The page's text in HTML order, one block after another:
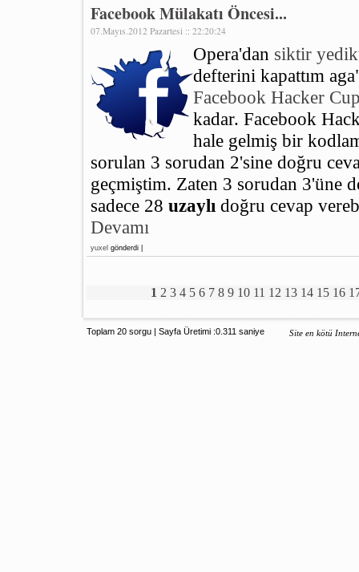
Facebook Mülakatı Öncesi...
07.Mayıs.2012 Pazartesi :: 22:20:24
Opera'dan siktir
defterini kapattım
Facebook Hacker
kadar. Facebook
hale gelmiş bir
sorulan 3 sorudan 2'sine doğru
geçmiştim. Zaten 3 sorudan 3'üne
sadece 28 uzaylı doğru cevap
Devamı
yuxel gönderdi |
1 2 3 4 5 6 7 8 9 10 11 12 13 14 15 16
Toplam 20 sorgu | Sayfa Üretimi :0.311 saniye Site en kötü